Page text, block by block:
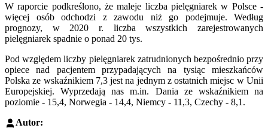
W raporcie podkreślono, że maleje liczba pielęgniarek w Polsce -
więcej osób odchodzi z zawodu niż go podejmuje. Według
prognozy, w 2020 r. liczba wszystkich zarejestrowanych
pielęgniarek spadnie o ponad 20 tys.
Pod względem liczby pielęgniarek zatrudnionych bezpośrednio przy
opiece nad pacjentem przypadających na tysiąc mieszkańców
Polska ze wskaźnikiem 7,3 jest na jednym z ostatnich miejsc w Unii
Europejskiej. Wyprzedają nas m.in. Dania ze wskaźnikiem na
poziomie - 15,4, Norwegia - 14,4, Niemcy - 11,3, Czechy - 8,1.
Autor: